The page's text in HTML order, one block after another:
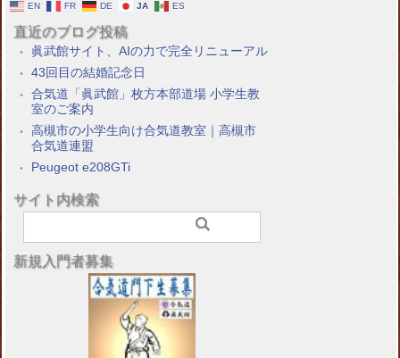
EN FR DE JA ES
直近のブログ投稿
眞武館サイト、AIの力で完全リニューアル
43回目の結婚記念日
合気道「眞武館」枚方本部道場 小学生教
室のご案内
高槻市の小学生向け合気道教室｜高槻市
合気道連盟
Peugeot e208GTi
サイト内検索
新規入門者募集